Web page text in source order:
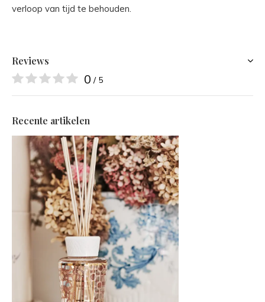
verloop van tijd te behouden.
Reviews
0 / 5
Recente artikelen